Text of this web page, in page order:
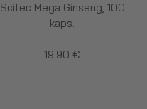
Scitec Mega Ginseng, 100
kaps.
19.90 €